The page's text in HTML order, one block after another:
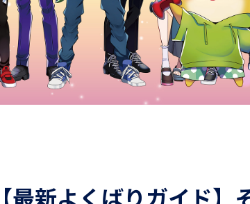
最新よくばりガイド】